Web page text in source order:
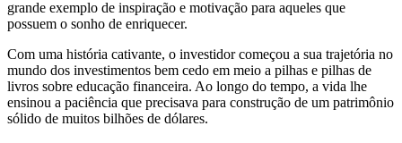
grande exemplo de inspiração e motivação para aqueles que
possuem o sonho de enriquecer.
Com uma história cativante, o investidor começou a sua trajetória no
mundo dos investimentos bem cedo em meio a pilhas e pilhas de
livros sobre educação financeira. Ao longo do tempo, a vida lhe
ensinou a paciência que precisava para construção de um patrimônio
sólido de muitos bilhões de dólares.